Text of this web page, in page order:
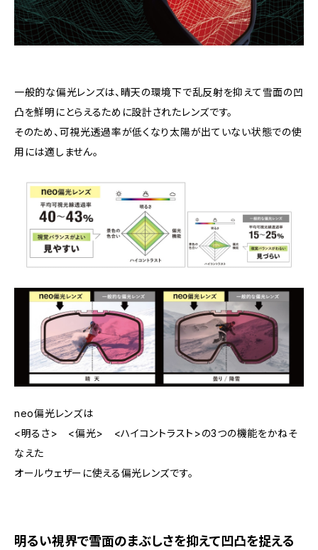
一般的な偏光レンズは、晴天の環境下で乱反射を抑えて雪面の凹
凸を鮮明にとらえるために設計されたレンズです。
そのため、可視光透過率が低くなり太陽が出ていない状態での使
用には適しません。
neo偏光レンズは
<明るさ> <偏光> <ハイコントラスト>の3つの機能をかねそ
なえた
オールウェザーに使える偏光レンズです。
明るい視界で雪面のまぶしさを抑えて凹凸を捉える